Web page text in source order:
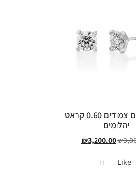
עגילי יהלום צמודים 0.60 קראט
יהלומים
₪
₪3,200.00
Like
11